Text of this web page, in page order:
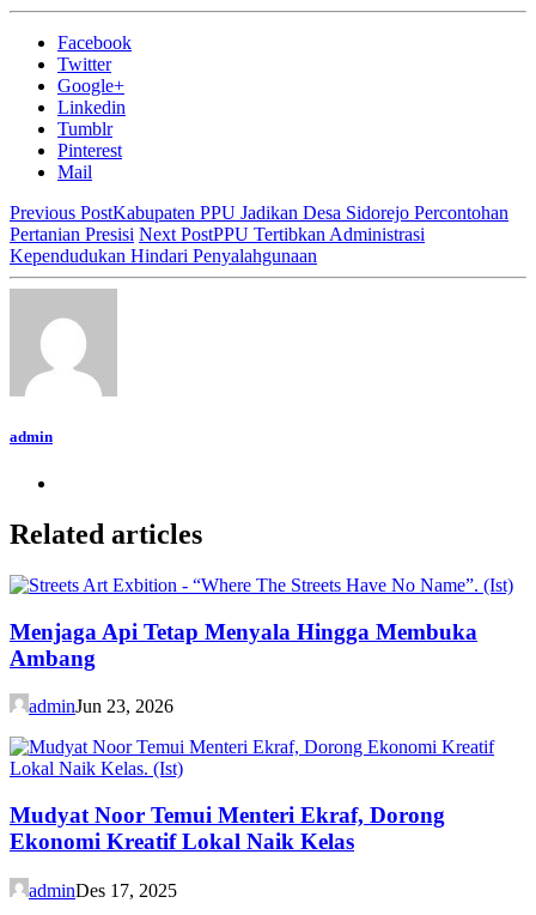
Facebook
Twitter
Google+
Linkedin
Tumblr
Pinterest
Mail
Previous PostKabupaten PPU Jadikan Desa Sidorejo Percontohan
Pertanian Presisi Next PostPPU Tertibkan Administrasi
Kependudukan Hindari Penyalahgunaan
admin
Related articles
Menjaga Api Tetap Menyala Hingga Membuka
Ambang
adminJun 23, 2026
Mudyat Noor Temui Menteri Ekraf, Dorong
Ekonomi Kreatif Lokal Naik Kelas
adminDes 17, 2025